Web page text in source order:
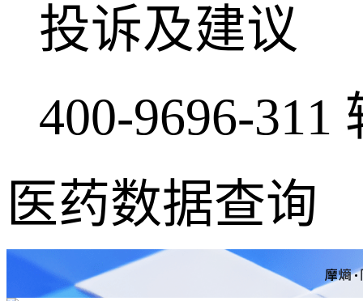
投诉及建议
400-9696-311
医药数据查询